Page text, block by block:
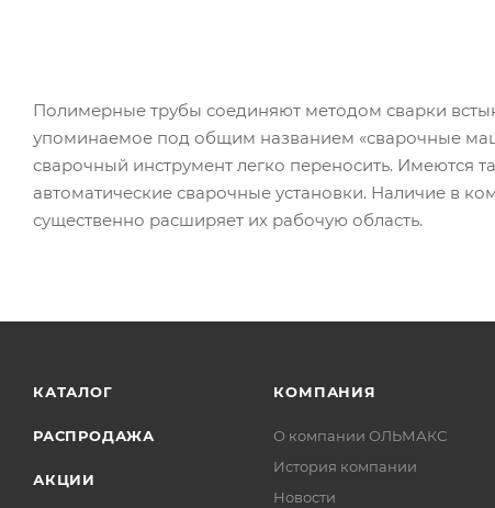
Полимерные трубы соединяют методом сварки
упоминаемое под общим названием «сварочные
сварочный инструмент легко переносить. Имеются
автоматические сварочные установки. Наличие в
существенно расширяет их рабочую область.
КАТАЛОГ
РАСПРОДАЖА
АКЦИИ
КОМПАНИЯ
О компании ОЛЬМАКС
История компании
Новости